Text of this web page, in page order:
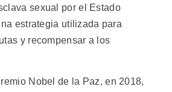
sexual por el Estado
estrategia utilizada para
y recompensar a los
Nobel de la Paz, en 2018,